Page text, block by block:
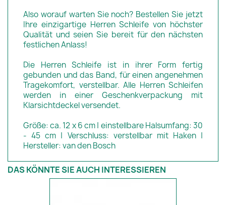
Also worauf warten Sie noch? Bestellen Sie jetzt
Ihre einzigartige Herren Schleife von höchster
Qualität und seien Sie bereit für den nächsten
festlichen Anlass!
Die Herren Schleife ist in ihrer Form fertig
gebunden und das Band, für einen angenehmen
Tragekomfort, verstellbar. Alle Herren Schleifen
werden in einer Geschenkverpackung mit
Klarsichtdeckel versendet.
Größe: ca. 12 x 6 cm | einstellbare Halsumfang: 30
- 45 cm | Verschluss: verstellbar mit Haken |
Hersteller: van den Bosch
DAS KÖNNTE SIE AUCH INTERESSIEREN